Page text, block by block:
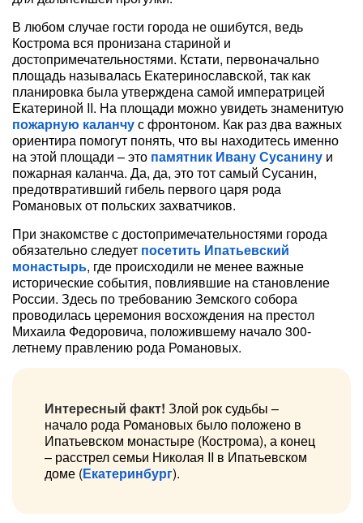
В любом случае гости города не ошибутся, ведь
Кострома вся пронизана стариной и
достопримечательностями. Кстати, первоначально
площадь называлась Екатеринославской, так как
планировка была утверждена самой императрицей
Екатериной II. На площади можно увидеть знаменитую
пожарную каланчус фронтоном. Как раз два важных
ориентира помогут понять, что вы находитесь именно
на этой площади – это памятник Ивану Сусанину и
пожарная каланча. Да, да, это тот самый Сусанин,
предотвративший гибель первого царя рода
Романовых от польских захватчиков.
При знакомстве с достопримечательностями города
обязательно следует посетить Ипатьевский
монастырь, где происходили не менее важные
исторические события, повлиявшие на становление
России. Здесь по требованию Земского собора
проводилась церемония восхождения на престол
Михаила Федоровича, положившему начало 300-
летнему правлению рода Романовых.
Интересный факт! Злой рок судьбы –
начало рода Романовых было положено в
Ипатьевском монастыре (Кострома), а конец
– расстрел семьи Николая II в Ипатьевском
доме (Екатеринбург).